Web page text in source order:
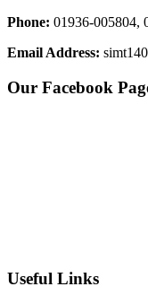
Phone: 01936-005804,
Email Address:
Our Facebook
Useful Links